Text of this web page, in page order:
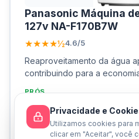
Panasonic Máquina
‎127v NA-F170B7W
★★★★½4.6/5
Reaproveitamento da água
contribuindo para a
PRÓS
Grande capacidade de 17kg
Tecnologia Smartsense
lavagem
Privacidade e
Utilizamos cookies para
clicar em "Aceitar", você